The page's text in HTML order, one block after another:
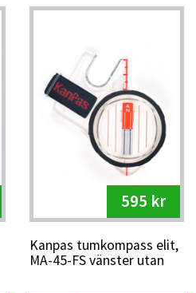
595 kr
Kanpas tumkompass elit,
MA-45-FS vänster utan